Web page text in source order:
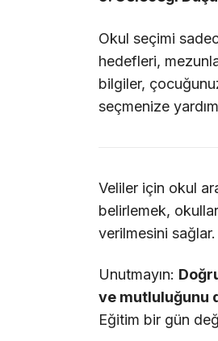
Okul seçimi
hedefleri,
bilgiler,
seçmenize
Veliler için okul
belirlemek,
verilmesini sağlar.
Unutmayın:
ve mutluluğunu
Eğitim bir gün